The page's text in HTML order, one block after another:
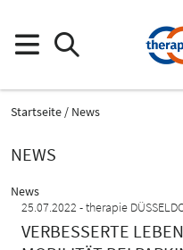
Startseite
News
NEWS
News
25.07.2022
therapie
VERBESSERTE